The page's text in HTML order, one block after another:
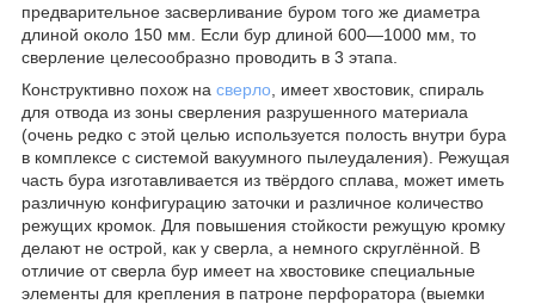
предварительное засверливание буром того же диаметра
длиной около 150 мм. Если бур длиной 600—1000 мм, то
сверление целесообразно проводить в 3 этапа.
Конструктивно похож на сверло , имеет хвостовик, спираль
для отвода из зоны сверления разрушенного материала
(очень редко с этой целью используется полость внутри бура
в комплексе с системой вакуумного пылеудаления). Режущая
часть бура изготавливается из твёрдого сплава, может иметь
различную конфигурацию заточки и различное количество
режущих кромок. Для повышения стойкости режущую кромку
делают не острой, как у сверла, а немного скруглённой. В
отличие от сверла бур имеет на хвостовике специальные
элементы для крепления в патроне перфоратора (выемки